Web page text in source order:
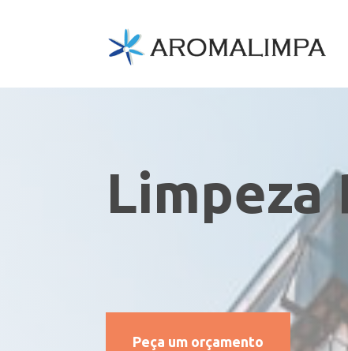
Limpeza
Peça um orçamento